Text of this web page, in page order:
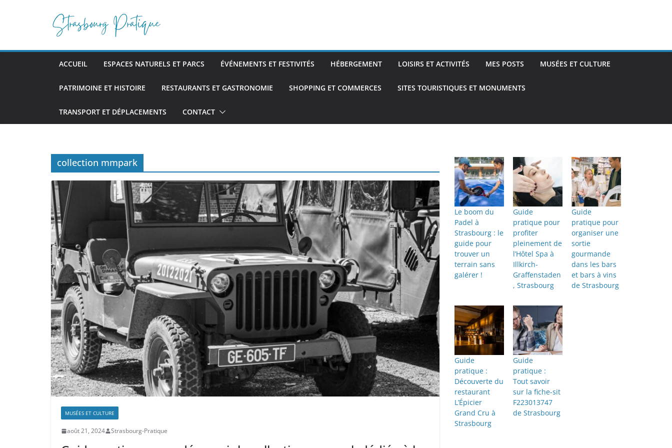
ACCUEIL ESPACES NATURELS ET PARCS ÉVÉNEMENTS ET FESTIVITÉS HÉBERGEMENT LOISIRS ET ACTIVITÉS MES POSTS MUSÉES ET CULTURE
PATRIMOINE ET HISTOIRE RESTAURANTS ET GASTRONOMIE SHOPPING ET COMMERCES SITES TOURISTIQUES ET MONUMENTS
TRANSPORT ET DÉPLACEMENTS CONTACT
collection mmpark
MUSÉES ET CULTURE
août 21, 2024 Strasbourg-Pratique
Le boom du
Padel à
Strasbourg : le
guide pour
trouver un
terrain sans
galérer !
Guide
pratique pour
profiter
pleinement de
l’Hôtel Spa à
Illkirch-
Graffenstaden
, Strasbourg
Guide
pratique pour
organiser une
sortie
gourmande
dans les bars
et bars à vins
de Strasbourg
Guide
pratique :
Découverte du
restaurant
L’Épicier
Grand Cru à
Strasbourg
Guide
pratique :
Tout savoir
sur la fiche-sit
F223013747
de Strasbourg